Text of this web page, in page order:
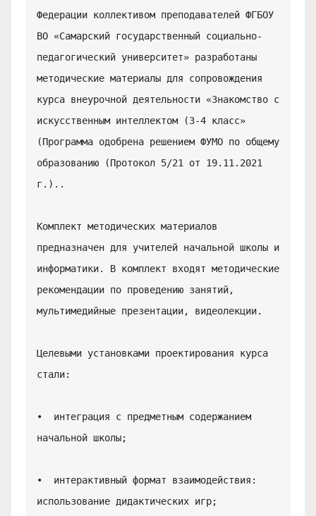
Федерации коллективом преподавателей ФГБОУ
ВО «Самарский государственный социально-
педагогический университет» разработаны
методические материалы для сопровождения
курса внеурочной деятельности «Знакомство с
искусственным интеллектом (3-4 класс»
(Программа одобрена решением ФУМО по общему
образованию (Протокол 5/21 от 19.11.2021
г.)..
Комплект методических материалов
предназначен для учителей начальной школы и
информатики. В комплект входят методические
рекомендации по проведению занятий,
мультимедийные презентации, видеолекции.
Целевыми установками проектирования курса
стали:
•  интеграция с предметным содержанием
начальной школы;
•  интерактивный формат взаимодействия:
использование дидактических игр;